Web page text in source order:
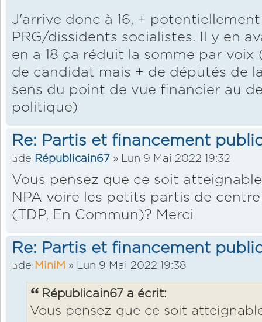
J'arrive donc à 16, + potentiellement
PRG/dissidents socialistes. Il y en
en a 18 ça réduit la somme par
de candidat mais + de députés de
sens du point de vue financier au
politique)
Re: Partis et financement
de Républicain67 » Lun 9 Mai 2022 19:32
Vous pensez que ce soit
NPA voire les petits partis de
(TDP, En Commun)? Merci
Re: Partis et financement
de MiniM » Lun 9 Mai 2022 19:38
Républicain67 a écrit:
Vous pensez que ce soit